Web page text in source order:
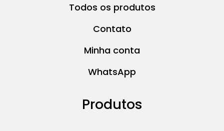
Todos os produtos
Contato
Minha conta
WhatsApp
Produtos